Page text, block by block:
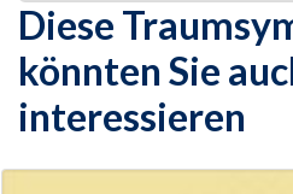
Diese
könnten Sie
interessieren